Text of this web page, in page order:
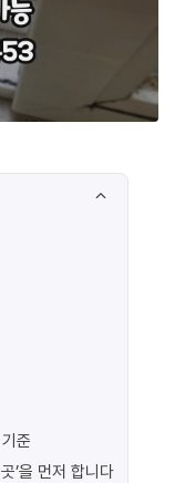
준
’을 먼저 합니다